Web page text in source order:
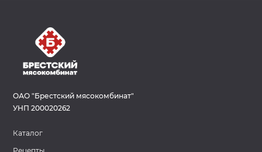
ОАО "Брестский мясокомбинат"
УНП 200020262
Каталог